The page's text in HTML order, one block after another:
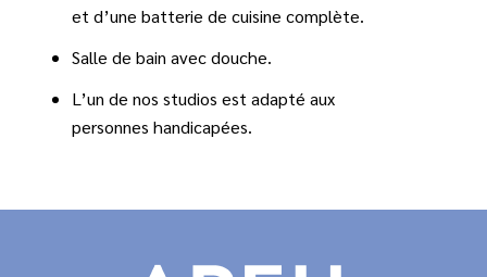
et d’une batterie de cuisine complète.
Salle de bain avec douche.
L’un de nos studios est adapté aux
personnes handicapées.